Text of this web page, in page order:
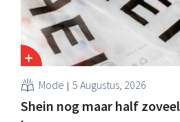
Mode 5 Augustus, 2026
Shein nog maar half